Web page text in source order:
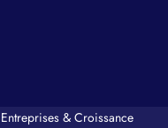
& Croissance